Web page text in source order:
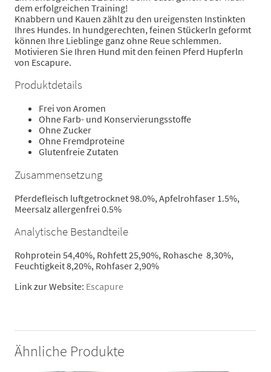
dem erfolgreichen Training!
Knabbern und Kauen zählt zu den ureigensten Instinkten
Ihres Hundes. In hundgerechten, feinen Stückerln geformt
können Ihre Lieblinge ganz ohne Reue schlemmen.
Motivieren Sie Ihren Hund mit den feinen Pferd Hupferln
von Escapure.
Produktdetails
Frei von Aromen
Ohne Farb- und Konservierungsstoffe
Ohne Zucker
Ohne Fremdproteine
Glutenfreie Zutaten
Zusammensetzung
Pferdefleisch luftgetrocknet 98.0%, Apfelrohfaser 1.5%,
Meersalz allergenfrei 0.5%
Analytische Bestandteile
Rohprotein 54,40%, Rohfett 25,90%, Rohasche 8,30%,
Feuchtigkeit 8,20%, Rohfaser 2,90%
Link zur Website: Escapure
Ähnliche Produkte